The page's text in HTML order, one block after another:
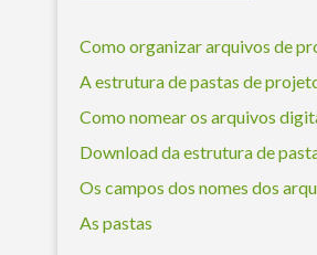
Como organizar arquivos de
A estrutura de pastas de
Como nomear os arquivos
Download da estrutura de
Os campos dos nomes dos
As pastas